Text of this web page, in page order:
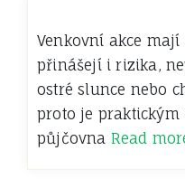
Venkovní akce
přinášejí i rizika,
ostré slunce nebo
proto je
půjčovna Read